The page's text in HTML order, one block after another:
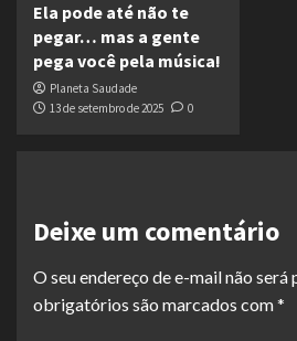
Ela pode até não te
pegar… mas a gente
pega você pela música!
Planeta Saudade
13 de setembro de 2025
0
Deixe um comentário
O seu endereço de e-mail não será
obrigatórios são marcados com*